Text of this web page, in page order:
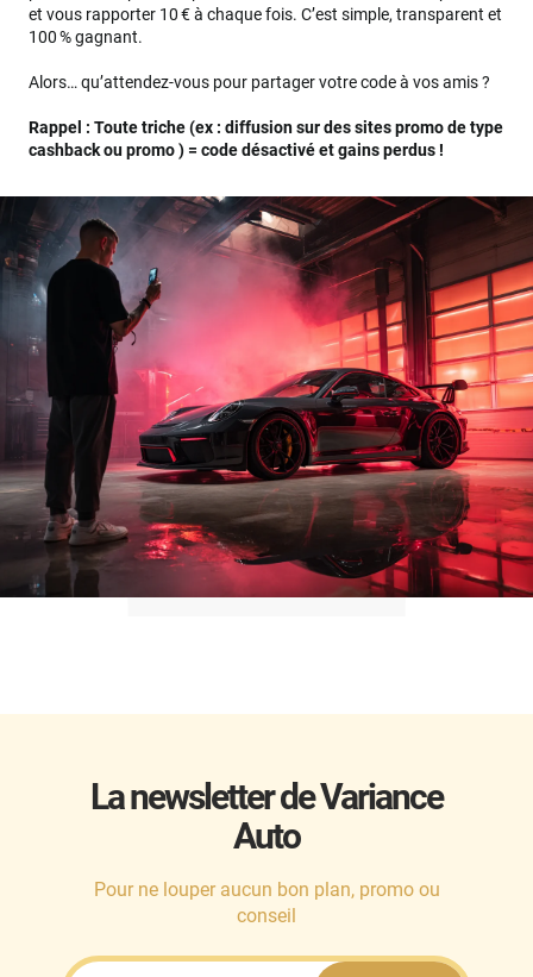
et vous rapporter 10 € à chaque fois. C’est simple, transparent et
100 % gagnant.
Alors… qu’attendez-vous pour partager votre code à vos amis ?
Rappel : Toute triche (ex : diffusion sur des sites promo de type
cashback ou promo ) = code désactivé et gains perdus !
La newsletter de Variance
Auto
Pour ne louper aucun bon plan, promo ou
conseil